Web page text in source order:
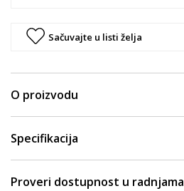
Sačuvajte u listi želja
O proizvodu
Specifikacija
Proveri dostupnost u radnjama